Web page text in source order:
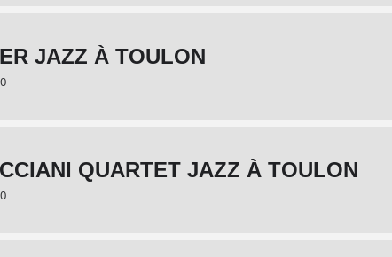
JAZZ À TOULON
QUARTET JAZZ À TOULON